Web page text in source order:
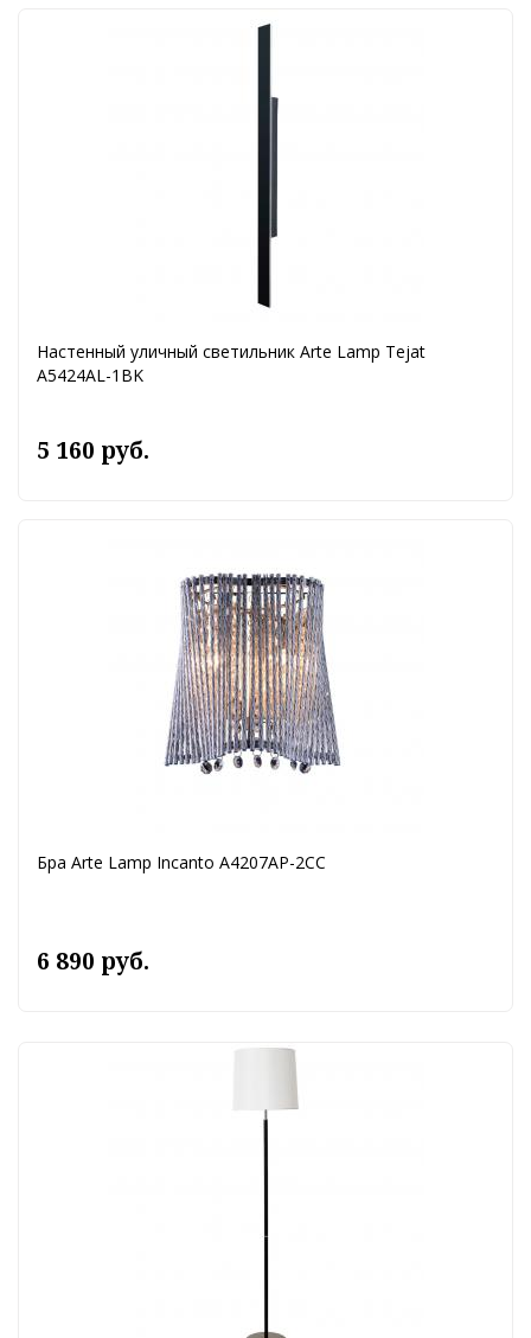
Настенный уличный светильник Arte Lamp Tejat
A5424AL-1BK
5 160 руб.
Бра Arte Lamp Incanto A4207AP-2CC
6 890 руб.